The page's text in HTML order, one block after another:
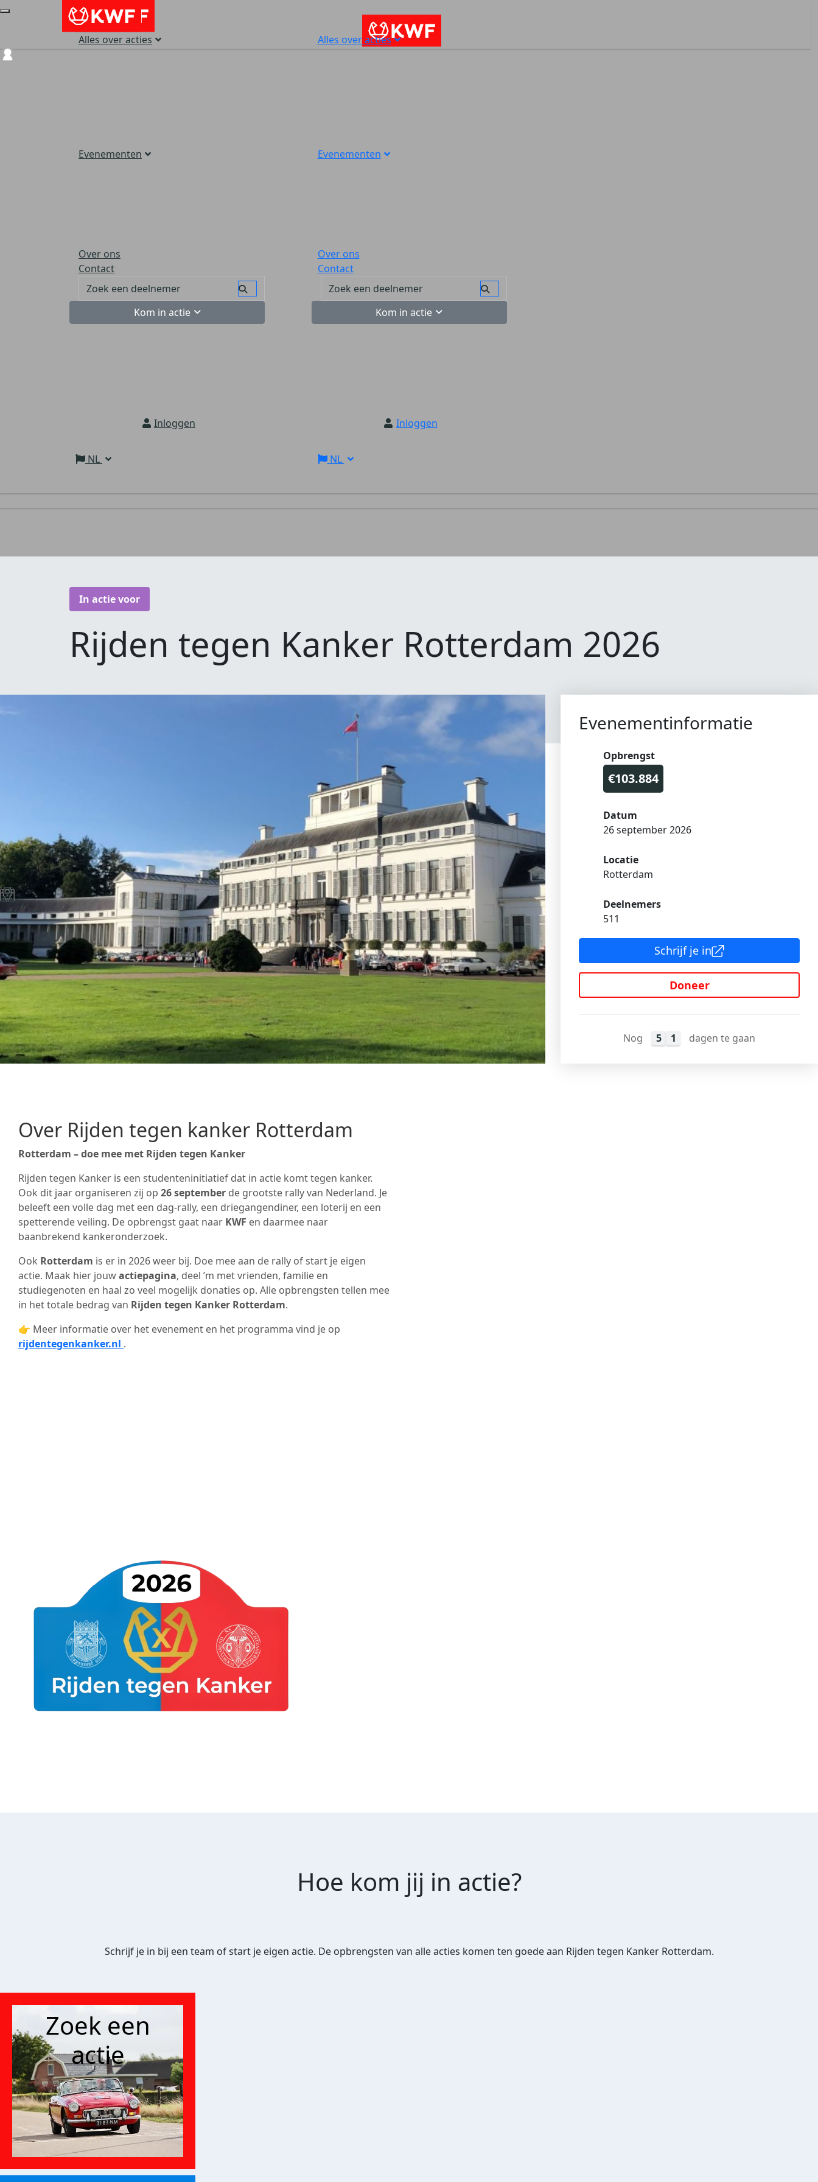
Alles over acties
Evenementen
Over ons
Contact
Kom in actie
Inloggen
NL
Alles over acties
Evenementen
Over ons
Contact
Kom in actie
Inloggen
NL
In actie voor
Rijden tegen Kanker Rotterdam 2026
Evenementinformatie
Opbrengst
€103.884
Datum
26 september 2026
Locatie
Rotterdam
Deelnemers
511
Schrijf je in
Doneer
Nog 5 1 dagen te gaan
Over Rijden tegen kanker Rotterdam
Rotterdam – doe mee met Rijden tegen Kanker
Rijden tegen Kanker is een studenteninitiatief dat in actie komt tegen kanker.
Ook dit jaar organiseren zij op 26 september de grootste rally van Nederland. Je
beleeft een volle dag met een dag-rally, een driegangendiner, een loterij en een
spetterende veiling. De opbrengst gaat naar KWF en daarmee naar
baanbrekend kankeronderzoek.
Ook Rotterdam is er in 2026 weer bij. Doe mee aan de rally of start je eigen
actie. Maak hier jouwactiepagina, deel ’m met vrienden, familie en
studiegenoten en haal zo veel mogelijk donaties op. Alle opbrengsten tellen mee
in het totale bedrag van Rijden tegen Kanker Rotterdam.
👉 Meer informatie over het evenement en het programma vind je op
rijdentegenkanker.nl .
Hoe kom jij in actie?
Schrijf je in bij een team of start je eigen actie. De opbrengsten van alle acties komen ten goede aan Rijden tegen Kanker Rotterdam.
Zoek een
actie